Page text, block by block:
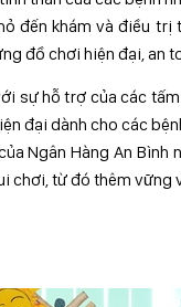
đến khám và điều
đồ chơi hiện đại, an
sự hỗ trợ của các
đại dành cho các
Ngân Hàng An
chơi, từ đó thêm